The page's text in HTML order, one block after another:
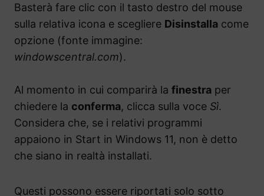
Basterà fare clic con il tasto destro del mouse
sulla relativa icona e scegliere Disinstalla come
opzione (fonte immagine:
windowscentral.com).
Al momento in cui comparirà la finestra per
chiedere la conferma, clicca sulla voce Sì.
Considera che, se i relativi programmi
appaiono in Start in Windows 11, non è detto
che siano in realtà installati.
Questi possono essere riportati solo sotto